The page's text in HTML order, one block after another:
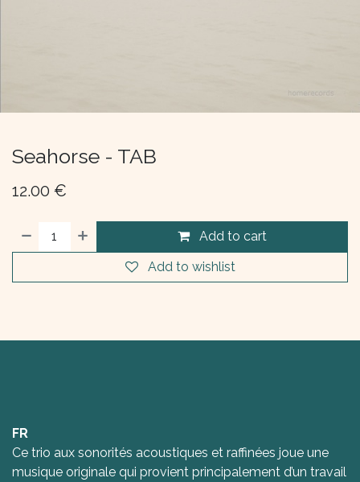
Seahorse - TAB
12.00 €
Add to cart
Add to wishlist
FR
Ce trio aux sonorités acoustiques et raffinées joue une
musique originale qui provient principalement d’un travail